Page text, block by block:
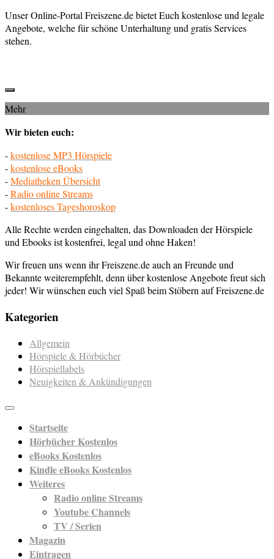
Unser Online-Portal Freiszene.de bietet Euch kostenlose und legale
Angebote, welche für schöne Unterhaltung und gratis Services
stehen.
Mehr
Wir bieten euch:
-kostenlose MP3 Hörspiele
-kostenlose eBooks
-Mediatheken Übersicht
-Radio online Streams
-kostenloses Tageshoroskop
Alle Rechte werden eingehalten, das Downloaden der Hörspiele
und Ebooks ist kostenfrei, legal und ohne Haken!
Wir freuen uns wenn ihr Freiszene.de auch an Freunde und
Bekannte weiterempfehlt, denn über kostenlose Angebote freut sich
jeder! Wir wünschen euch viel Spaß beim Stöbern auf Freiszene.de
Kategorien
Allgemein
Hörspiele & Hörbücher
Hörspiellabels
Neuigkeiten & Ankündigungen
Startseite
Hörbücher Kostenlos
eBooks Kostenlos
Kindle eBooks Kostenlos
Weiteres
Radio online Streams
Youtube Channels
TV / Serien
Magazin
Eintragen